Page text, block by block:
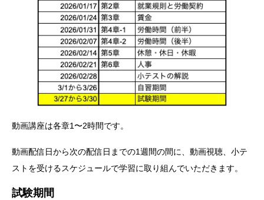
動画講座は各章1〜2時間です。
動画配信日から次の配信日までの1週間の間に、動画視聴、小テ
ストを受けるスケジュールで学習に取り組んでいただきます。
試験期間